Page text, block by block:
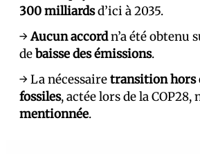
300 milliardsd’ici à 2035.
→Aucun accordn’a été obtenu
debaisse des émissions.
→ La nécessairetransition hors
fossiles, actée lors de la COP28,
mentionnée.